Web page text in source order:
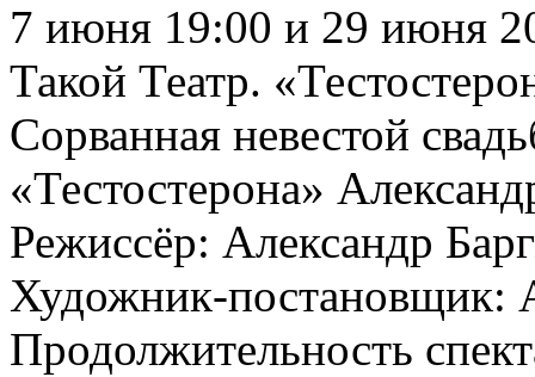
7 июня 19:00 и 29 июня
Такой Театр.
Сорванная невестой
«Тестостерона»
Режиссёр: Александр
Художник-постановщик:
Продолжительность